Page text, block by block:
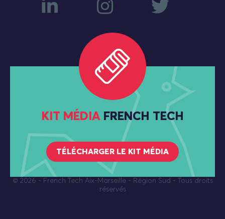
KIT MÉDIA FRENCH TECH
TÉLÉCHARGER LE KIT MÉDIA
© 2026 - French Tech Aix-Marseille - Région Sud - Tous droits
réservés